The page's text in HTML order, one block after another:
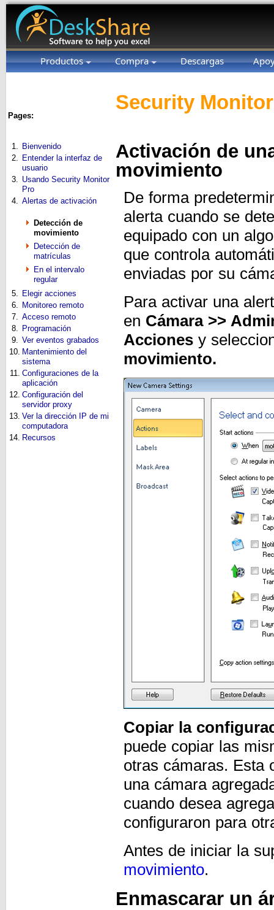
Productos Compra Descargas
Pages:
1.
Bienvenido
2.
Entender la interfaz de
usuario
3.
Usando Security Monitor
Pro
4.
Alertas de activación
Detección de
movimiento
Detección de
matrículas
En el intervalo
regular
5.
Elegir acciones
6.
Monitoreo remoto
7.
Acceso remoto
8.
Programación
9.
Ver eventos grabados
10. Mantenimiento del
sistema
11.
Configuraciones de la
aplicación
12. Configuración del
servidor proxy
13. Ver la dirección IP de mi
computadora
14. Recursos
Security
Activación de
movimiento
De forma
alerta cuando se
equipado con un
que controla
enviadas por su
Para activar una
en Cámara >>
Acciones y
movimiento.
Copiar la
puede copiar las
otras cámaras. Esta
una cámara
cuando desea
configuraron para
Antes de iniciar la
movimiento.
Enmascarar un